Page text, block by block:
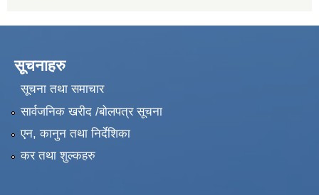
सूचनाहरु
सूचना तथा समाचार
सार्वजनिक खरीद /बोलपत्र सूचना
एन, कानुन तथा निर्देशिका
कर तथा शुल्कहरु